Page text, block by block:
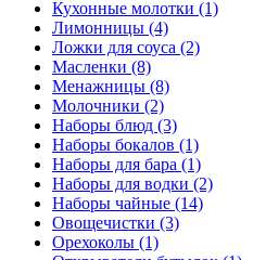
Кухонные молотки (1)
Лимонницы (4)
Ложки для соуса (2)
Масленки (8)
Менажницы (8)
Молочники (2)
Наборы блюд (3)
Наборы бокалов (1)
Наборы для бара (1)
Наборы для водки (2)
Наборы чайные (14)
Овощечистки (3)
Орехоколы (1)